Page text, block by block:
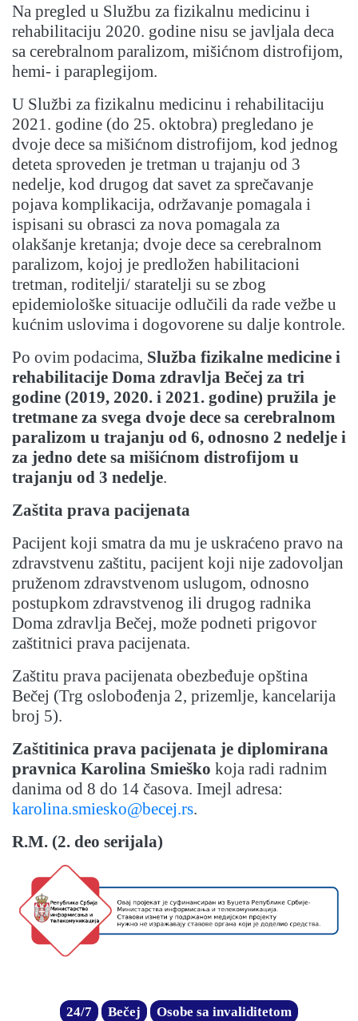
Na pregled u Službu za fizikalnu medicinu i
rehabilitaciju 2020. godine nisu se javljala deca
sa cerebralnom paralizom, mišićnom distrofijom,
hemi- i paraplegijom.
U Službi za fizikalnu medicinu i rehabilitaciju
2021. godine (do 25. oktobra) pregledano je
dvoje dece sa mišićnom distrofijom, kod jednog
deteta sproveden je tretman u trajanju od 3
nedelje, kod drugog dat savet za sprečavanje
pojava komplikacija, održavanje pomagala i
ispisani su obrasci za nova pomagala za
olakšanje kretanja; dvoje dece sa cerebralnom
paralizom, kojoj je predložen habilitacioni
tretman, roditelji/ staratelji su se zbog
epidemiološke situacije odlučili da rade vežbe u
kućnim uslovima i dogovorene su dalje kontrole.
Po ovim podacima, Služba fizikalne medicine i
rehabilitacije Doma zdravlja Bečej za tri
godine (2019, 2020. i 2021. godine) pružila je
tretmane za svega dvoje dece sa cerebralnom
paralizom u trajanju od 6, odnosno 2 nedelje i
za jedno dete sa mišićnom distrofijom u
trajanju od 3 nedelje.
Zaštita prava pacijenata
Pacijent koji smatra da mu je uskraćeno pravo na
zdravstvenu zaštitu, pacijent koji nije zadovoljan
pruženom zdravstvenom uslugom, odnosno
postupkom zdravstvenog ili drugog radnika
Doma zdravlja Bečej, može podneti prigovor
zaštitnici prava pacijenata.
Zaštitu prava pacijenata obezbeđuje opština
Bečej (Trg oslobođenja 2, prizemlje, kancelarija
broj 5).
Zaštitinica prava pacijenata je diplomirana
pravnica Karolina Smieško koja radi radnim
danima od 8 do 14 časova. Imejl adresa:
karolina.smiesko@becej.rs.
R.M. (2. deo serijala)
24/7 Bečej
Osobe sa invaliditetom